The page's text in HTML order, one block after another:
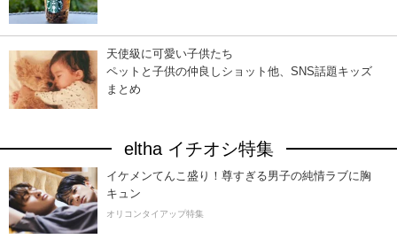
天使級に可愛い子供たち
ペットと子供の仲良しショット他、SNS話題キッズ
まとめ
eltha イチオシ特集
イケメンてんこ盛り！尊すぎる男子の純情ラブに胸
キュン
オリコンタイアップ特集